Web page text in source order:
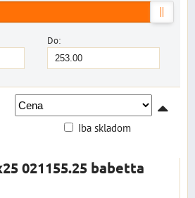
Do:
Iba skladom
021155.25 babetta